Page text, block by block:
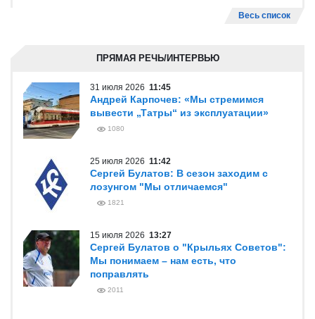
Весь список
ПРЯМАЯ РЕЧЬ/ИНТЕРВЬЮ
31 июля 2026 11:45
Андрей Карпочев: «Мы стремимся
вывести „Татры“ из эксплуатации»
1080
25 июля 2026 11:42
Сергей Булатов: В сезон заходим с
лозунгом "Мы отличаемся"
1821
15 июля 2026 13:27
Сергей Булатов о "Крыльях Советов":
Мы понимаем – нам есть, что
поправлять
2011